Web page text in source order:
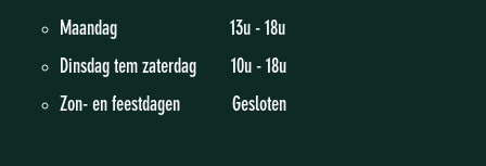
Maandag 13u - 18u
Dinsdag tem zaterdag 10u - 18u
Zon- en feestdagen Gesloten